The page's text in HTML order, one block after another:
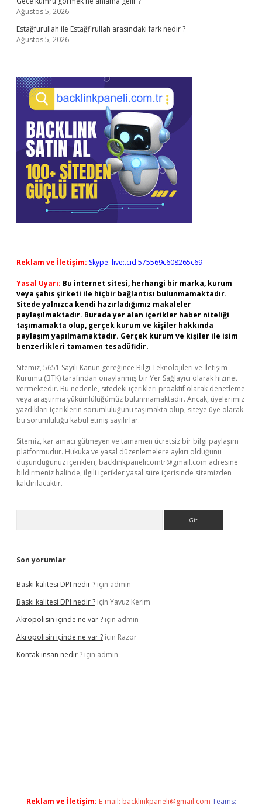
Ağustos 5, 2026
Estağfurullah ile Estağfirullah arasındaki fark nedir ?
Ağustos 5, 2026
Reklam ve İletişim: Skype: live:.cid.575569c608265c69
Yasal Uyarı: Bu internet sitesi, herhangi bir marka, kurum
veya şahıs şirketi ile hiçbir bağlantısı bulunmamaktadır.
Sitede yalnızca kendi hazırladığımız makaleler
paylaşılmaktadır. Burada yer alan içerikler haber niteliği
taşımamakta olup, gerçek kurum ve kişiler hakkında
paylaşım yapılmamaktadır. Gerçek kurum ve kişiler ile isim
benzerlikleri tamamen tesadüfidir.
Sitemiz, 5651 Sayılı Kanun gereğince Bilgi Teknolojileri ve İletişim
Kurumu (BTK) tarafından onaylanmış bir Yer Sağlayıcı olarak hizmet
vermektedir. Bu nedenle, sitedeki içerikleri proaktif olarak denetleme
veya araştırma yükümlülüğümüz bulunmamaktadır. Ancak, üyelerimiz
yazdıkları içeriklerin sorumluluğunu taşımakta olup, siteye üye olarak
bu sorumluluğu kabul etmiş sayılırlar.
Sitemiz, kar amacı gütmeyen ve tamamen ücretsiz bir bilgi paylaşım
platformudur. Hukuka ve yasal düzenlemelere aykırı olduğunu
düşündüğünüz içerikleri, backlinkpanelicomtr@gmail.com adresine
bildirmeniz halinde, ilgili içerikler yasal süre içerisinde sitemizden
kaldırılacaktır.
Son yorumlar
Baskı kalitesi DPI nedir ? için admin
Baskı kalitesi DPI nedir ? için Yavuz Kerim
Akropolisin içinde ne var ? için admin
Akropolisin içinde ne var ? için Razor
Kontak insan nedir ? için admin
Reklam ve İletişim: E-mail: backlinkpaneli@gmail.com Teams: